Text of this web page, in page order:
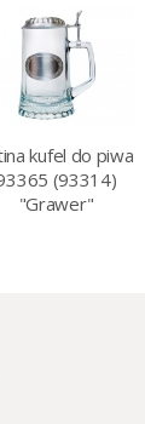
kufel do piwa
(93314)
"Grawer"